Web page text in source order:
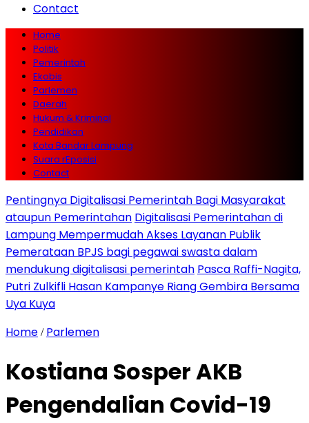
Contact
Home
Politik
Pemerintah
Ekobis
Parlemen
Daerah
Hukum & Kriminal
Pendidikan
Kota Bandar Lampung
Suara rEposisi
Contact
Pentingnya Digitalisasi Pemerintah Bagi Masyarakat
ataupun Pemerintahan Digitalisasi Pemerintahan di
Lampung Mempermudah Akses Layanan Publik
Pemerataan BPJS bagi pegawai swasta dalam
mendukung digitalisasi pemerintah Pasca Raffi-Nagita,
Putri Zulkifli Hasan Kampanye Riang Gembira Bersama
Uya Kuya
Home / Parlemen
Kostiana Sosper AKB
Pengendalian Covid-19